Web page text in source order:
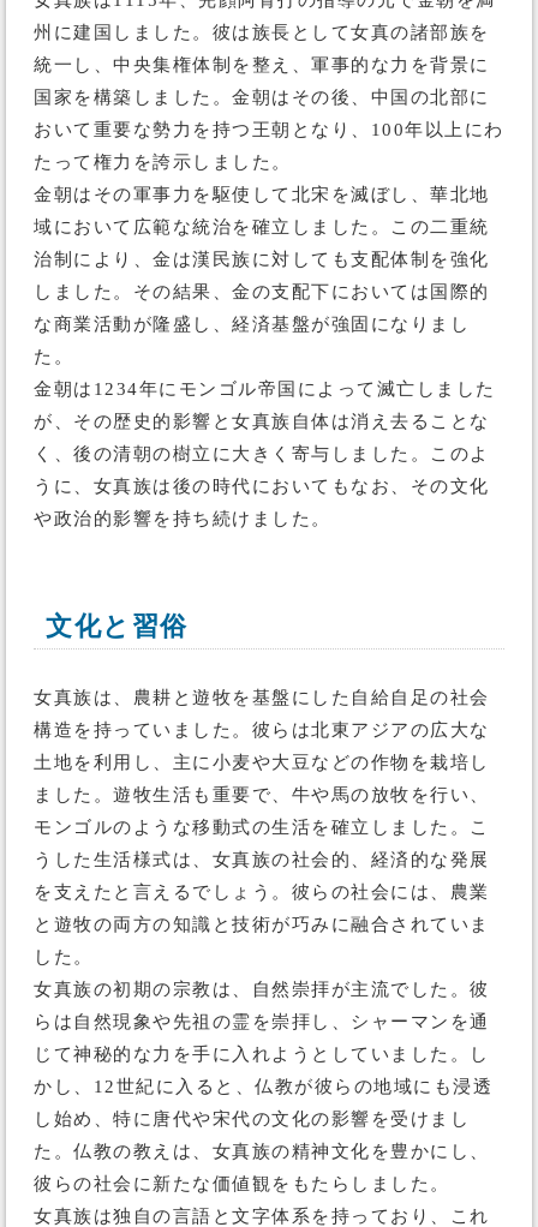
州に建国しました。彼は族長として女真の諸部族を
統一し、中央集権体制を整え、軍事的な力を背景に
国家を構築しました。金朝はその後、中国の北部に
おいて重要な勢力を持つ王朝となり、100年以上にわ
たって権力を誇示しました。
金朝はその軍事力を駆使して北宋を滅ぼし、華北地
域において広範な統治を確立しました。この二重統
治制により、金は漢民族に対しても支配体制を強化
しました。その結果、金の支配下においては国際的
な商業活動が隆盛し、経済基盤が強固になりまし
た。
金朝は1234年にモンゴル帝国によって滅亡しました
が、その歴史的影響と女真族自体は消え去ることな
く、後の清朝の樹立に大きく寄与しました。このよ
うに、女真族は後の時代においてもなお、その文化
や政治的影響を持ち続けました。
文化と習俗
女真族は、農耕と遊牧を基盤にした自給自足の社会
構造を持っていました。彼らは北東アジアの広大な
土地を利用し、主に小麦や大豆などの作物を栽培し
ました。遊牧生活も重要で、牛や馬の放牧を行い、
モンゴルのような移動式の生活を確立しました。こ
うした生活様式は、女真族の社会的、経済的な発展
を支えたと言えるでしょう。彼らの社会には、農業
と遊牧の両方の知識と技術が巧みに融合されていま
した。
女真族の初期の宗教は、自然崇拝が主流でした。彼
らは自然現象や先祖の霊を崇拝し、シャーマンを通
じて神秘的な力を手に入れようとしていました。し
かし、12世紀に入ると、仏教が彼らの地域にも浸透
し始め、特に唐代や宋代の文化の影響を受けまし
た。仏教の教えは、女真族の精神文化を豊かにし、
彼らの社会に新たな価値観をもたらしました。
女真族は独自の言語と文字体系を持っており、これ